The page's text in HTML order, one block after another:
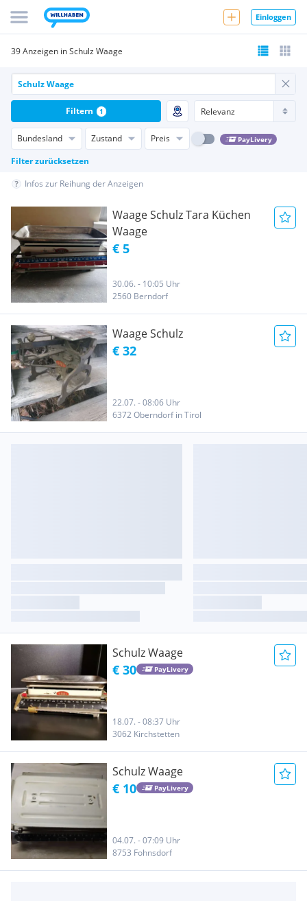
Einloggen
39 Anzeigen in Schulz Waage
Bundesland Zustand Preis PayLivery
Filter zurücksetzen
Filtern 1
Infos zur Reihung der Anzeigen
Waage Schulz Tara Küchen
Waage
€ 5
30.06. - 10:05 Uhr
2560 Berndorf
Waage Schulz
€ 32
22.07. - 08:06 Uhr
6372 Oberndorf in Tirol
Schulz Waage
€ 30 PayLivery
18.07. - 08:37 Uhr
3062 Kirchstetten
Schulz Waage
€ 10 PayLivery
04.07. - 07:09 Uhr
8753 Fohnsdorf